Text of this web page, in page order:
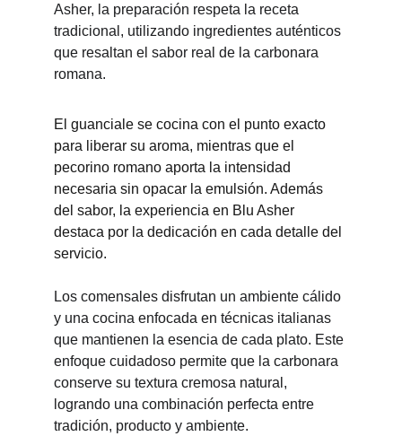
Asher, la preparación respeta la receta
tradicional, utilizando ingredientes auténticos
que resaltan el sabor real de la carbonara
romana.
El guanciale se cocina con el punto exacto
para liberar su aroma, mientras que el
pecorino romano aporta la intensidad
necesaria sin opacar la emulsión. Además
del sabor, la experiencia en Blu Asher
destaca por la dedicación en cada detalle del
servicio.
Los comensales disfrutan un ambiente cálido
y una cocina enfocada en técnicas italianas
que mantienen la esencia de cada plato. Este
enfoque cuidadoso permite que la carbonara
conserve su textura cremosa natural,
logrando una combinación perfecta entre
tradición, producto y ambiente.